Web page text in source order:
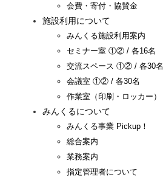
会費・寄付・協賛金
施設利用について
みんくる施設利用案内
セミナー室 ①② / 各16名
交流スペース ①② / 各30名
会議室 ①② / 各30名
作業室（印刷・ロッカー）
みんくるについて
みんくる事業 Pickup！
総合案内
業務案内
指定管理者について